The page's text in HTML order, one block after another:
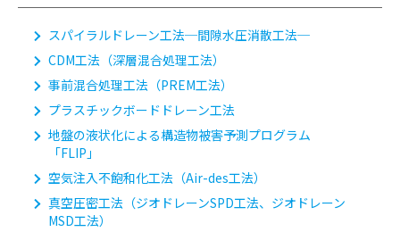
スパイラルドレーン工法─間隙水圧消散工法─
CDM工法 （深層混合処理工法）
事前混合処理工法 （PREM工法）
プラスチックボードドレーン工法
地盤の液状化による構造物被害予測プログラム
「FLIP」
空気注入不飽和化工法 （Air-des工法）
真空圧密工法 （ジオドレーンSPD工法、ジオドレーン
MSD工法）